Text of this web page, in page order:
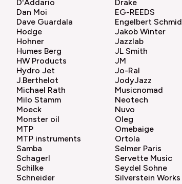
D'Addario
Dan Moi
Dave Guardala
Drake
EG-REEDS
Engelbert Schmid
Hodge
Hohner
Humes Berg
HW Products
Hydro Jet
J.Berthelot
Jakob Winter
Jazzlab
JL Smith
JM
Jo-Ral
JodyJazz
Michael Rath
Milo Stamm
Moeck
Monster oil
MTP
MTP instruments
Musicnomad
Neotech
Nuvo
Oleg
Omebaige
Ortola
Samba
Schagerl
Schilke
Schneider
Selmer Paris
Servette Music
Seydel Sohne
Silverstein Works